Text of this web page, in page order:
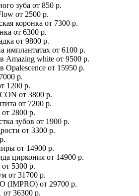
зуба от 850 р.
от 2500 р.
коронка от 7300 р.
от 6300 р.
от 9800 р.
имплантатах от 6100 р.
Amazing white от 9500 р.
Оpalescence от 15950 р.
7000 р.
1200 р.
от 3800 р.
от 7200 р.
от 2800 р.
зубов от 1900 р.
от 3300 р.
от 14900 р.
циркония от 14900 р.
от 5300 р.
от 31700 р.
(IMPRO) от 29700 р.
от 36300 р.